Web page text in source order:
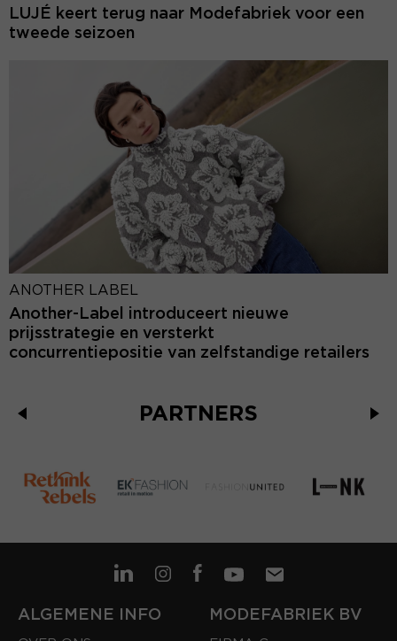
LUJÉ keert terug naar Modefabriek voor een
tweede seizoen
ANOTHER LABEL
Another-Label introduceert nieuwe
prijsstrategie en versterkt
concurrentiepositie van zelfstandige retailers
PARTNERS
ALGEMENE INFO MODEFABRIEK BV